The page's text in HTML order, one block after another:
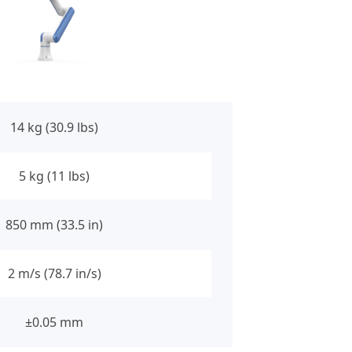
14 kg (30.9 lbs)
5 kg (11 lbs)
850 mm (33.5 in)
2 m/s (78.7 in/s)
±0.05 mm